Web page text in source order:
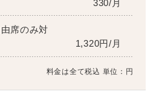
330/月
席のみ対
1,320円/月
料金は全て税込 単位：円